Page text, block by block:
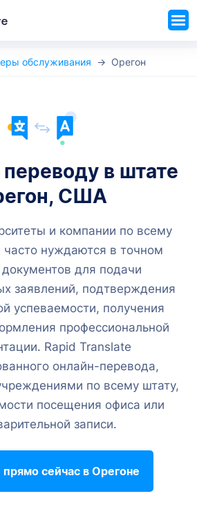
обслуживания Орегон
переводу в штате
США
и компании по всему
часто нуждаются в точном
для подачи
заявлений, подтверждения
успеваемости, получения
профессиональной
Rapid Translate
онлайн-перевода,
по всему штату,
посещения офиса или
записи.
сейчас в Орегоне